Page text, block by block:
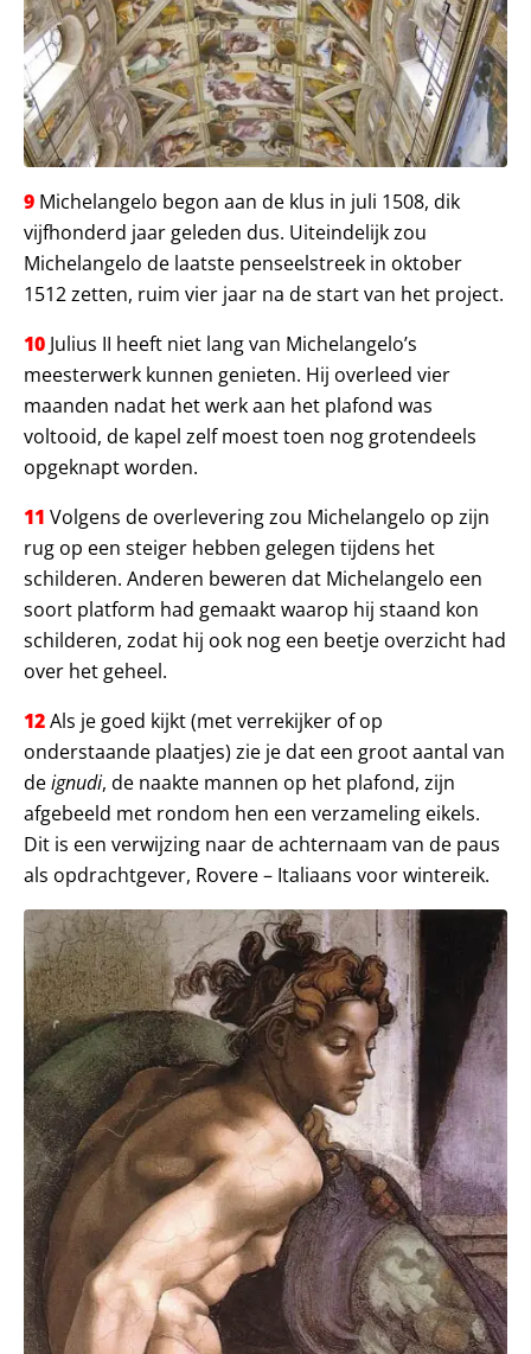
9 Michelangelo begon aan de klus in juli 1508, dik
vijfhonderd jaar geleden dus. Uiteindelijk zou
Michelangelo de laatste penseelstreek in oktober
1512 zetten, ruim vier jaar na de start van het project.
10 Julius II heeft niet lang van Michelangelo’s
meesterwerk kunnen genieten. Hij overleed vier
maanden nadat het werk aan het plafond was
voltooid, de kapel zelf moest toen nog grotendeels
opgeknapt worden.
11 Volgens de overlevering zou Michelangelo op zijn
rug op een steiger hebben gelegen tijdens het
schilderen. Anderen beweren dat Michelangelo een
soort platform had gemaakt waarop hij staand kon
schilderen, zodat hij ook nog een beetje overzicht had
over het geheel.
12Als je goed kijkt (met verrekijker of op
onderstaande plaatjes) zie je dat een groot aantal van
deignudi, de naakte mannen op het plafond, zijn
afgebeeld met rondom hen een verzameling eikels.
Dit is een verwijzing naar de achternaam van de paus
als opdrachtgever, Rovere – Italiaans voor wintereik.